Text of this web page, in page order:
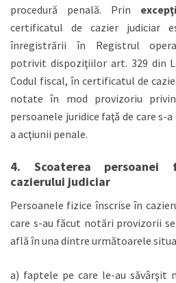
procedură penală. Prin
certificatul de cazier judiciar
înregistrării în Registrul
potrivit dispoziţiilor art. 329 din
Codul fiscal, în certificatul de
notate în mod provizoriu
persoanele juridice faţă de care s-a
a acţiunii penale.
4. Scoaterea persoanei
cazierului judiciar
Persoanele fizice înscrise în
care s-au făcut notări provizorii se
află în una dintre următoarele
a) faptele pe care le-au săvârşit